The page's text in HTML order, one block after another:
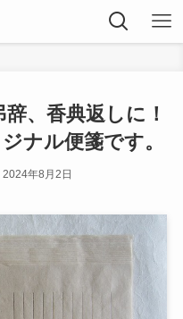
、香典返しに！
ナル便箋です。
2024年8月2日